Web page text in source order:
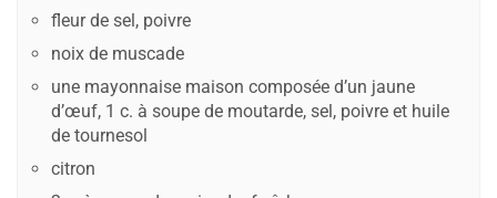
fleur de sel, poivre
noix de muscade
une mayonnaise maison composée d’un jaune
d’œuf, 1 c. à soupe de moutarde, sel, poivre et huile
de tournesol
citron